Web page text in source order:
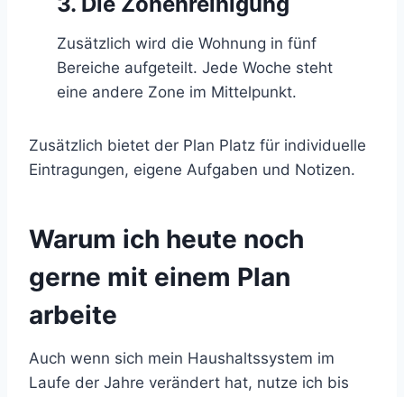
Zusätzlich wird die Wohnung in fünf
Bereiche aufgeteilt. Jede Woche steht
eine andere Zone im Mittelpunkt.
Zusätzlich bietet der Plan Platz für individuelle
Eintragungen, eigene Aufgaben und Notizen.
Warum ich heute noch
gerne mit einem Plan
arbeite
Auch wenn sich mein Haushaltssystem im
Laufe der Jahre verändert hat, nutze ich bis